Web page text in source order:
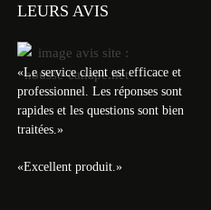
LEURS AVIS
«Le service client est efficace et
professionnel. Les réponses sont
rapides et les questions sont bien
traitées. »
«Excellent produit. »